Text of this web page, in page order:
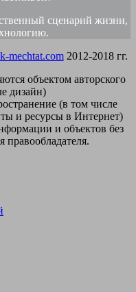
сценарий жизни,
mechtat.com2012-2018 гг.
объектом авторского
дизайн)
(в том числе
и ресурсы в Интернет)
и объектов без
правообладателя.